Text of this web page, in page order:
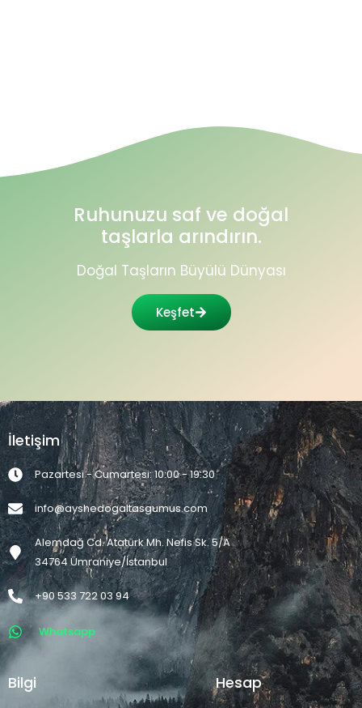
Ruhunuzu saf ve doğal
taşlarla arındırın.
Doğal Taşların Büyülü Dünyası
Keşfet
İletişim
Pazartesi - Cumartesi: 10:00 - 19:30
info@ayshedogaltasgumus.com
Alemdağ Cd. Atatürk Mh. Nefis Sk. 5/A
34764 Ümraniye/İstanbul
+90 533 722 03 94
Whatsapp
Bilgi Hesap